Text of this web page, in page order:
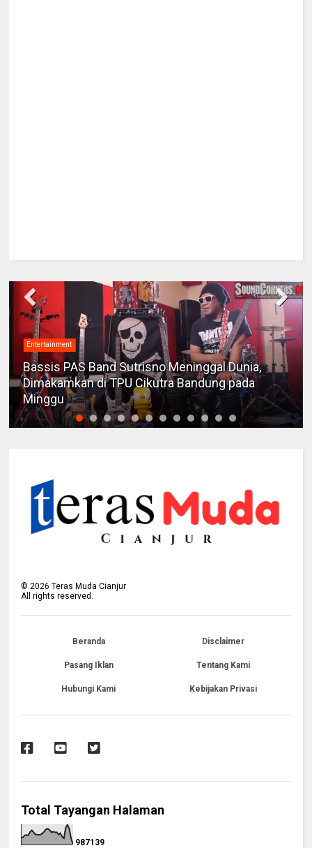
Entertainment
Bassis PAS Band Sutrisno Meninggal Dunia,
Dimakamkan di TPU Cikutra Bandung pada
Minggu
©2026 Teras Muda Cianjur
All rights reserved.
Beranda Disclaimer
Pasang Iklan Tentang Kami
Hubungi Kami Kebijakan Privasi
Total Tayangan Halaman
9871 39